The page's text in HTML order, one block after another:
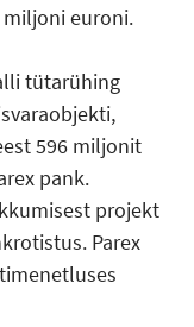
euroni.
tütarühing
596 miljonit
pank.
projekt
Parex